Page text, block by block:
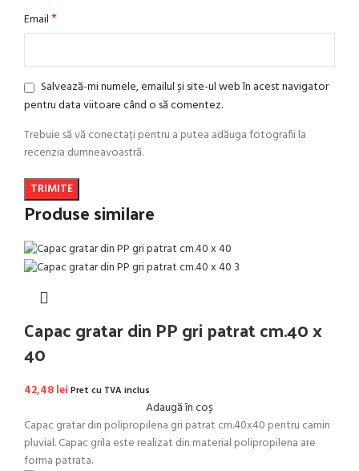
Email*
Salvează-mi numele, emailul și site-ul web în acest navigator
pentru data viitoare când o să comentez.
Trebuie să vă conectați pentru a putea adăuga fotografii la
recenzia dumneavoastră.
Produse similare
Capac gratar din PP gri patrat cm.40 x
40
42,48lei Pret cu TVA inclus
Adaugă în coș
Capac gratar din polipropilena gri patrat cm.40x40 pentru camin
pluvial. Capac grila este realizat din material polipropilena are
forma patrata.